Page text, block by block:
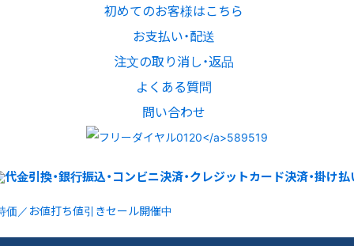
初めてのお客様はこちら
お支払い・配送
注文の取り消し・返品
よくある質問
問い合わせ
価／お値打ち値引きセール開催中